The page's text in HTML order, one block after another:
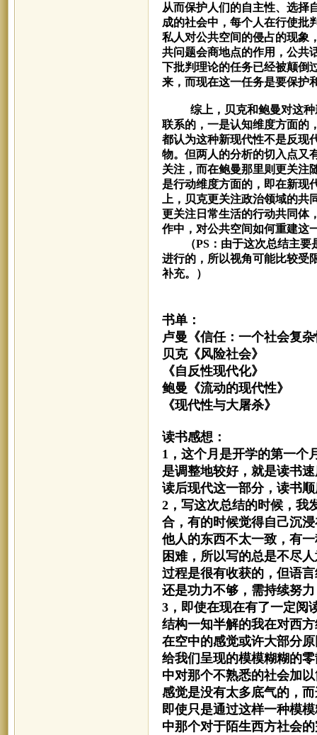
从而保护人们的自主性、选择
成的社会中，每个人在行使批
私人对公共空间的侵占的现象
共问题会商地点的作用，公共
下批判理论的任务已经被颠倒
来，而现在这一任务是要保护
综上，贝克和鲍曼对这
联系的，一是认知维度方面的
都认为这种新现代性不是反现
物。但两人的分析的切入点又
关注，而在鲍曼那里则更关注
是行动维度方面的，即在新现
上，贝克更关注政治领域的
更关注日常生活的行动共同体
作中，对公共空间如何重建这
（PS：由于这次总结主要
进行的，所以视角可能比较受
补充。）
书单：
卢曼《信任：一个社会复
贝克《风险社会》
《自反性现代化》
鲍曼《流动的现代性》
《现代性与大屠杀》
读书感想：
1，这个月是开学的第一个
是调整地较好，就是读书
读后现代这一部分，读书
2，写这次总结的时候，我
合，有的时候觉得自己沉
他人的东西不太一致，有
困难，所以写的总是不尽
过程是很有收获的，但语
还是功力不够，需持续努
3，即使在现在有了一定阅
结构一知半解的我在对西
在空中的感觉或许大部分
给我们呈现的模模糊糊的
中对那个不熟悉的社会加
感觉是没有太多底气的，
即使只是通过这样一种模
中那个对于陌生西方社会